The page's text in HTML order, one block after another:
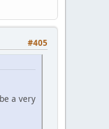
#405
a very